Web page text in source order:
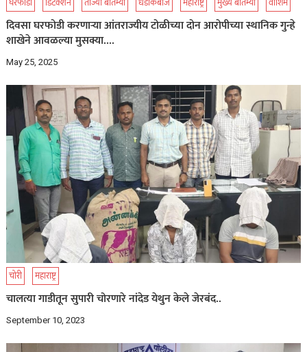
दिवसा घरफोडी करणाऱ्या आंतराज्यीय टोळीच्या दोन आरोपीच्या स्थानिक गुन्हे
शाखेने आवळल्या मुसक्या….
May 25, 2025
चोरी महाराष्ट्र
चालत्या गाडीतून सुपारी चोरणारे नांदेड येथुन केले जेरबंद..
September 10, 2023